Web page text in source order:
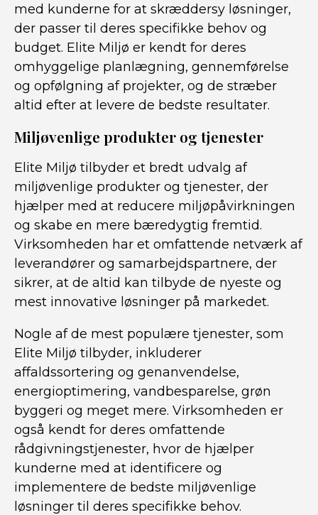
med kunderne for at skræddersy løsninger,
der passer til deres specifikke behov og
budget. Elite Miljø er kendt for deres
omhyggelige planlægning, gennemførelse
og opfølgning af projekter, og de stræber
altid efter at levere de bedste resultater.
Miljøvenlige produkter og tjenester
Elite Miljø tilbyder et bredt udvalg af
miljøvenlige produkter og tjenester, der
hjælper med at reducere miljøpåvirkningen
og skabe en mere bæredygtig fremtid.
Virksomheden har et omfattende netværk af
leverandører og samarbejdspartnere, der
sikrer, at de altid kan tilbyde de nyeste og
mest innovative løsninger på markedet.
Nogle af de mest populære tjenester, som
Elite Miljø tilbyder, inkluderer
affaldssortering og genanvendelse,
energioptimering, vandbesparelse, grøn
byggeri og meget mere. Virksomheden er
også kendt for deres omfattende
rådgivningstjenester, hvor de hjælper
kunderne med at identificere og
implementere de bedste miljøvenlige
løsninger til deres specifikke behov.